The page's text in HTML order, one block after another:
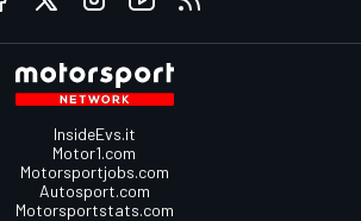
InsideEvs.it
Motor1.com
Motorsportjobs.com
Autosport.com
Motorsportstats.com